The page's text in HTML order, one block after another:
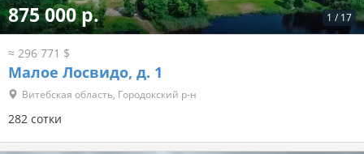
1 / 17
875 000 р.
≈ 296 771 $
Малое Лосвидо, д. 1
Витебская область, Городокский р-н
282 сотки